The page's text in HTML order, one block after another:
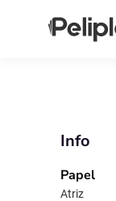
Info
Papel
Atriz